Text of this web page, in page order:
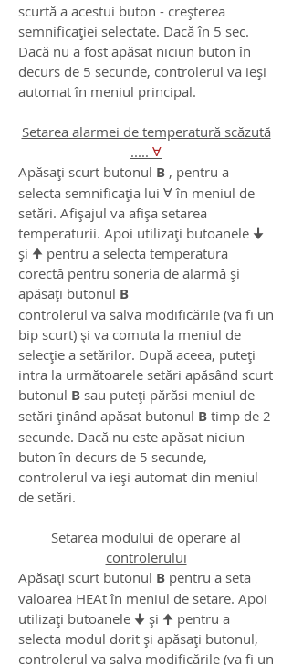
scurtă a acestui buton - creșterea
semnificației selectate. Dacă în 5 sec.
Dacă nu a fost apăsat niciun buton în
decurs de 5 secunde, controlerul va ieși
automat în meniul principal.
Setarea alarmei de temperatură scăzută
..... Ɐ
Apăsați scurt butonul B , pentru a
selecta semnificația lui Ɐ în meniul de
setări. Afișajul va afișa setarea
temperaturii. Apoi utilizați butoanele 🠋
și 🠉 pentru a selecta temperatura
corectă pentru soneria de alarmă și
apăsați butonul B
controlerul va salva modificările (va fi un
bip scurt) și va comuta la meniul de
selecție a setărilor. După aceea, puteți
intra la următoarele setări apăsând scurt
butonul B sau puteți părăsi meniul de
setări ținând apăsat butonul B timp de 2
secunde. Dacă nu este apăsat niciun
buton în decurs de 5 secunde,
controlerul va ieși automat din meniul
de setări.
Setarea modului de operare al
controlerului
Apăsați scurt butonul B pentru a seta
valoarea HEAt în meniul de setare. Apoi
utilizați butoanele 🠋 și 🠉 pentru a
selecta modul dorit și apăsați butonul,
controlerul va salva modificările (va fi un